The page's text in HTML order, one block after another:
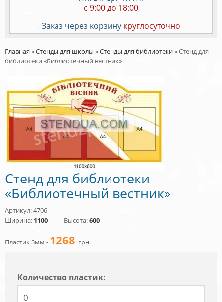
c 9:00 до 18:00
Заказ через корзину круглосуточно
Главная »Стенды для школы »Стенды для библиотеки»Стенд для
библиотеки «Библиотечный вестник»
Стенд для библиотеки
«Библиотечный вестник»
Артикул: 4706
Ширина: 1100 Высота:600
Пластик 3мм - 1268 грн.
Количество пластик: